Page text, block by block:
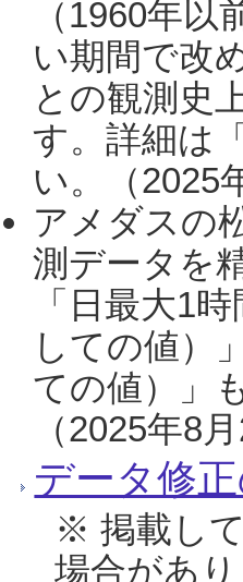
（1960年
い期間で改
との観測史
す。詳細は「
い。（2025
アメダスの
測データを
「日最大1
しての値）
ての値）」
（2025年8月
データ修
※ 掲載し
場合があ